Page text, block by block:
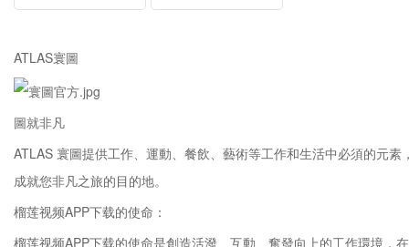
ATLAS寰圖
圖就非凡
ATLAS 寰圖提供工作、運動、餐飲、藝術等工作和生活中必須
成就您非凡之旅的目的地。
榴莲视频APP下载的使命：
榴莲视频APP下载的使命是創造活潑、互動、奮發向上的工作環境